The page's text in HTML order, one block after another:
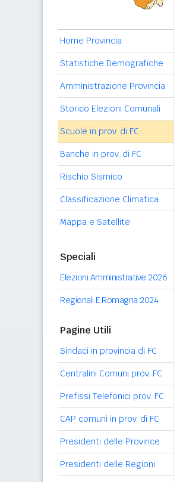
Home Provincia
Statistiche Demografiche
Amministrazione Provincia
Storico Elezioni Comunali
Scuole in prov. di FC
Banche in prov. di FC
Rischio Sismico
Classificazione Climatica
Mappa e Satellite
Speciali
Elezioni Amministrative 2026
Regionali E.Romagna 2024
Pagine Utili
Sindaci in provincia di FC
Centralini Comuni prov. FC
Prefissi Telefonici prov. FC
CAP comuni in prov. di FC
Presidenti delle Province
Presidenti delle Regioni